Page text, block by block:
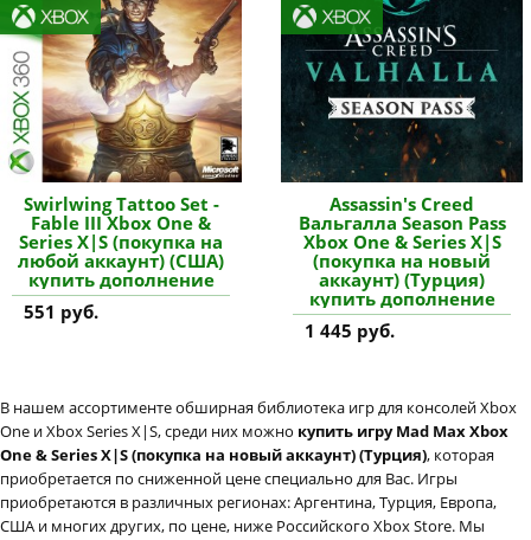
Swirlwing Tattoo Set -
Fable III Xbox One &
Series X|S (покупка на
любой аккаунт) (США)
купить дополнение
551 руб.
Assassin's Creed
Вальгалла Season Pass
Xbox One & Series X|S
(покупка на новый
аккаунт) (Турция)
купить дополнение
1 445 руб.
В нашем ассортименте обширная библиотека игр для консолей Xbox
One и Xbox Series X|S, среди них можно купить игру Mad Max Xbox
One & Series X|S (покупка на новый аккаунт) (Турция), которая
приобретается по сниженной цене специально для Вас. Игры
приобретаются в различных регионах: Аргентина, Турция, Европа,
США и многих других, по цене, ниже Российского Xbox Store. Мы